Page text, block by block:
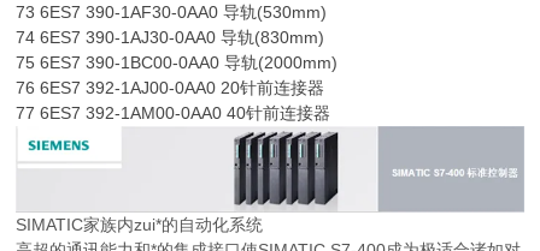
73 6ES7 390-1AF30-0AA0 导轨(530mm)
74 6ES7 390-1AJ30-0AA0 导轨(830mm)
75 6ES7 390-1BC00-0AA0 导轨(2000mm)
76 6ES7 392-1AJ00-0AA0 20针前连接器
77 6ES7 392-1AM00-0AA0 40针前连接器
SIMATIC家族内zui*的自动化系统